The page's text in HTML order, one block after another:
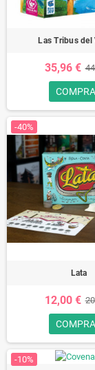
Las Tribus del
35,96 €
-40%
Lata
12,00 €
-10%